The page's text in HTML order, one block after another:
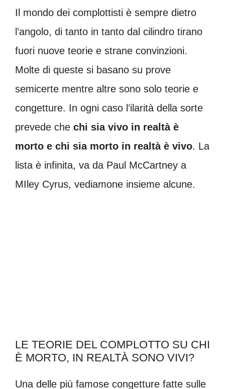
Il mondo dei complottisti è sempre dietro
l’angolo, di tanto in tanto dal cilindro tirano
fuori nuove teorie e strane convinzioni.
Molte di queste si basano su prove
semicerte mentre altre sono solo teorie e
congetture. In ogni caso l’ilarità della sorte
prevede che chi sia vivo in realtà è
morto e chi sia morto in realtà è vivo. La
lista è infinita, va da Paul McCartney a
MIley Cyrus, vediamone insieme alcune.
LE TEORIE DEL COMPLOTTO SU CHI
È MORTO, IN REALTÀ SONO VIVI?
Una delle più famose congetture fatte sulle